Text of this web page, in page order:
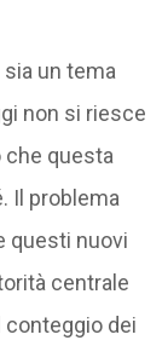
un tema
non si riesce
che questa
Il problema
questi nuovi
centrale
conteggio dei